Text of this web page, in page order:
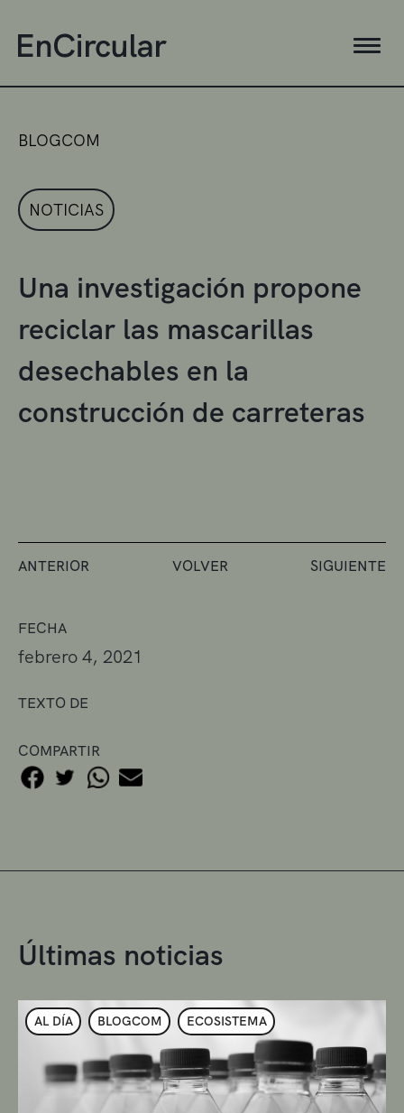
FECHA
febrero 4, 2021
TEXTO DE
COMPARTIR
BLOGCOM
NOTICIAS
Una investigación propone
reciclar las mascarillas
desechables en la
construcción de carreteras
ANTERIOR VOLVER SIGUIENTE
Últimas noticias
AL DÍA BLOGCOM ECOSISTEMA